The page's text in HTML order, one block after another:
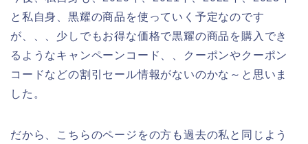
と私自身、黒耀の商品を使っていく予定なのです
が、、、少しでもお得な価格で黒耀の商品を購入でき
るようなキャンペーンコード、、クーポンやクーポン
コードなどの割引セール情報がないのかな～と思いま
した。
だから、こちらのページをの方も過去の私と同じよう